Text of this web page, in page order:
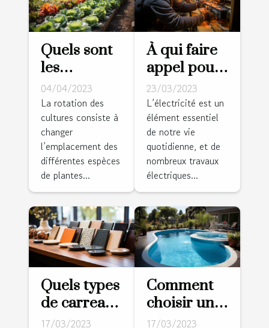
Quels sont
les
avantages
de la
rotation des
cultures
pour un
jardin sain
et productif
?
04/04/2023
La rotation des
cultures consiste à
changer
l’emplacement des
différentes espèces
de plantes...
À qui faire
appel pour
vos travaux
d’électricité
?
23/03/2023
L’électricité est un
élément essentiel
de notre vie
quotidienne, et de
nombreux travaux
électriques...
Quels types
de carreaux
pour votre
17/03/2023
Comment
choisir un
modèle de
17/03/2023